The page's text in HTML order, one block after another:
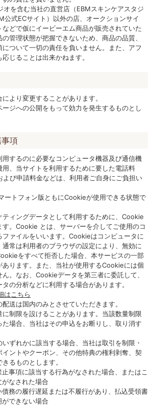
オを含む当社の直営店（EBMスキンケアスタジ
公式ECサイト）以外の店、オークションサイ
などで仮にイービーエム商品が販売されていた
管理状態が把握できないため、商品の品質、
ついて一切の責任を負いません。また、アフ
じることは出来かねます。
より変更することがあります。
ージへの公開をもって効力を発生するものとし
項
用するのに必要なコンピュータ機器及び通信機
、当サイトを利用するために要した電話料
び申請料金などは、利用者ご自身にご負担い
ートフォン版ともにCookieが使用できる状態で
ティングデータとして利用するために、Cookie
す。Cookie とは、サーバーを介してご使用のコ
ファイルをいいます。Cookieはコンピュータに
常は利用者のブラウザの設定により、無効に
をすべて拒否した場合、本サービスの一部
ります。また、当社が使用するCookieには個
。なお、Cookieデータを第三者に委託して、
の分析などに利用する場合があります。
はこちら
送は国内のみとさせていただきます。
に制限を設けることがあります。当該数量制限
場合、当社はその申込をお断りし、取り消す
いずれかに該当する場合、当社は取引を制限・
ントやクーポン、その他特典の権利剥奪、契
るものとします。
事項に該当する行為がなされた場合、またはこ
なされた場合
務の履行遅延または不履行があり、払込受領書
ができない場合